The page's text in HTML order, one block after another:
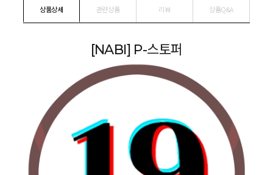
상품상세 관련상품 리뷰 상품Q&A
[NABI] P-스토퍼